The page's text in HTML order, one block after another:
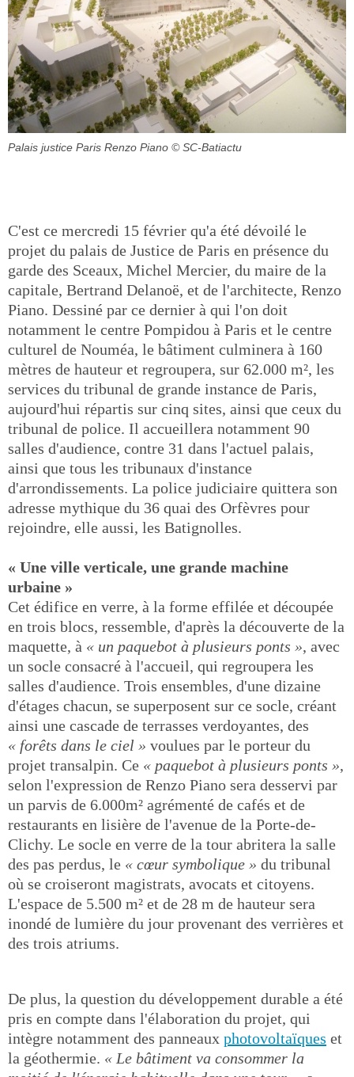
Palais justice Paris Renzo Piano © SC-Batiactu
C'est ce mercredi 15 février qu'a été dévoilé le
projet du palais de Justice de Paris en présence du
garde des Sceaux, Michel Mercier, du maire de la
capitale, Bertrand Delanoë, et de l'architecte, Renzo
Piano. Dessiné par ce dernier à qui l'on doit
notamment le centre Pompidou à Paris et le centre
culturel de Nouméa, le bâtiment culminera à 160
mètres de hauteur et regroupera, sur 62.000 m², les
services du tribunal de grande instance de Paris,
aujourd'hui répartis sur cinq sites, ainsi que ceux du
tribunal de police. Il accueillera notamment 90
salles d'audience, contre 31 dans l'actuel palais,
ainsi que tous les tribunaux d'instance
d'arrondissements. La police judiciaire quittera son
adresse mythique du 36 quai des Orfèvres pour
rejoindre, elle aussi, les Batignolles.
« Une ville verticale, une grande machine
urbaine »
Cet édifice en verre, à la forme effilée et découpée
en trois blocs, ressemble, d'après la découverte de la
maquette, à « un paquebot à plusieurs ponts », avec
un socle consacré à l'accueil, qui regroupera les
salles d'audience. Trois ensembles, d'une dizaine
d'étages chacun, se superposent sur ce socle, créant
ainsi une cascade de terrasses verdoyantes, des
« forêts dans le ciel » voulues par le porteur du
projet transalpin. Ce « paquebot à plusieurs ponts »,
selon l'expression de Renzo Piano sera desservi par
un parvis de 6.000m² agrémenté de cafés et de
restaurants en lisière de l'avenue de la Porte-de-
Clichy. Le socle en verre de la tour abritera la salle
des pas perdus, le « cœur symbolique » du tribunal
où se croiseront magistrats, avocats et citoyens.
L'espace de 5.500 m² et de 28 m de hauteur sera
inondé de lumière du jour provenant des verrières et
des trois atriums.
De plus, la question du développement durable a été
pris en compte dans l'élaboration du projet, qui
intègre notamment des panneaux photovoltaïques et
la géothermie. « Le bâtiment va consommer la